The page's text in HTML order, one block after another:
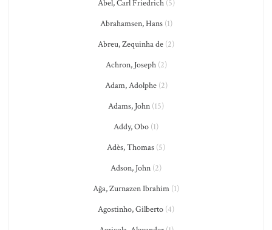
Abel, Carl Friedrich(5)
Abrahamsen, Hans(1)
Abreu, Zequinha de (2)
Achron, Joseph(2)
Adam, Adolphe(2)
Adams, John (15)
Addy, Obo (1)
Adès, Thomas (5)
Adson, John (2)
Ağa, Zurnazen Ibrahim (1)
Agostinho, Gilberto (4)